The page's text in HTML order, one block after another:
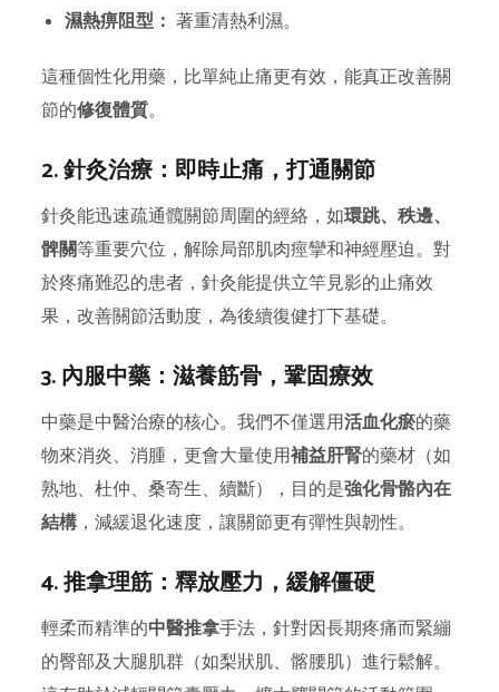
濕熱痹阻型： 著重清熱利濕。
這種個性化用藥，比單純止痛更有效，能真正改善關
節的修復體質。
2. 針灸治療：即時止痛，打通關節
針灸能迅速疏通髖關節周圍的經絡，如環跳、秩邊、
髀關等重要穴位，解除局部肌肉痙攣和神經壓迫。對
於疼痛難忍的患者，針灸能提供立竿見影的止痛效
果，改善關節活動度，為後續復健打下基礎。
3. 內服中藥：滋養筋骨，鞏固療效
中藥是中醫治療的核心。我們不僅選用活血化瘀的藥
物來消炎、消腫，更會大量使用補益肝腎的藥材（如
熟地、杜仲、桑寄生、續斷），目的是強化骨骼內在
結構 ，減緩退化速度，讓關節更有彈性與韌性。
4. 推拿理筋：釋放壓力，緩解僵硬
輕柔而精準的中醫推拿手法，針對因長期疼痛而緊繃
的臀部及大腿肌群（如梨狀肌、髂腰肌）進行鬆解。